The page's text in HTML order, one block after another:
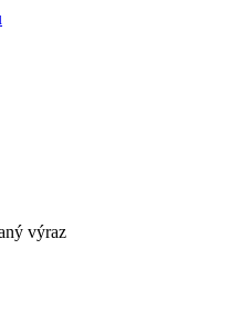
výraz